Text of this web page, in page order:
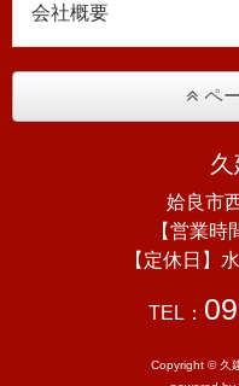
会社概要
ペ
姶良市
【営業
【定休日】
TEL：
Copyright © 久